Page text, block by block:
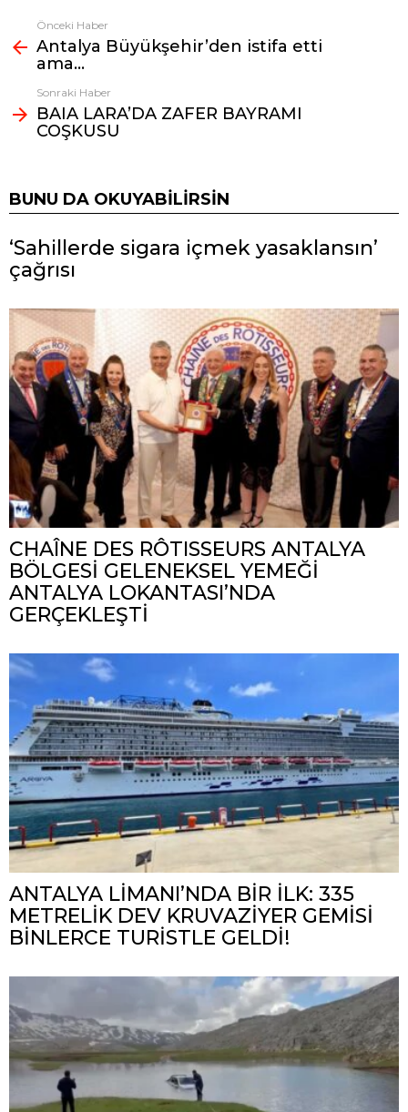
Fazlasına
bak
Önceki Haber
Antalya Büyükşehir’den istifa etti
ama…
Sonraki Haber
BAIA LARA’DA ZAFER BAYRAMI
COŞKUSU
BUNU DA OKUYABILIRSIN
‘Sahillerde sigara içmek yasaklansın’
çağrısı
CHAÎNE DES RÔTISSEURS ANTALYA
BÖLGESİ GELENEKSEL YEMEĞİ
ANTALYA LOKANTASI’NDA
GERÇEKLEŞTİ
ANTALYA LİMANI’NDA BİR İLK: 335
METRELİK DEV KRUVAZİYER GEMİSİ
BİNLERCE TURİSTLE GELDİ!